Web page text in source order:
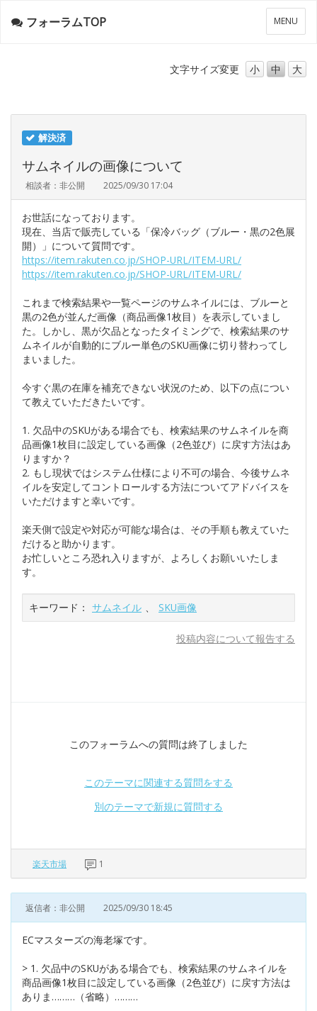
メ
ニ
ー
MENU
フォーラムTOP
文字サイズ変更 小 中 大
解決済
サムネイルの画像について
相談者：非公開 2025/09/30 17:04
お世話になっております。
現在、当店で販売している「保冷バッグ（ブルー・黒の2色展
開）」について質問です。
https://item.rakuten.co.jp/SHOP-URL/ITEM-URL/
https://item.rakuten.co.jp/SHOP-URL/ITEM-URL/
これまで検索結果や一覧ページのサムネイルには、ブルーと
黒の2色が並んだ画像（商品画像1枚目）を表示していまし
た。しかし、黒が欠品となったタイミングで、検索結果のサ
ムネイルが自動的にブルー単色のSKU画像に切り替わってし
まいました。
今すぐ黒の在庫を補充できない状況のため、以下の点につい
て教えていただきたいです。
1. 欠品中のSKUがある場合でも、検索結果のサムネイルを商
品画像1枚目に設定している画像（2色並び）に戻す方法はあ
りますか？
2. もし現状ではシステム仕様により不可の場合、今後サムネ
イルを安定してコントロールする方法についてアドバイスを
いただけますと幸いです。
楽天側で設定や対応が可能な場合は、その手順も教えていた
だけると助かります。
お忙しいところ恐れ入りますが、よろしくお願いいたしま
す。
キーワード： サムネイル 、 SKU画像
投稿内容について報告する
このフォーラムへの質問は終了しました
このテーマに関連する質問をする
別のテーマで新規に質問する
楽天市場 1
返信者：非公開 2025/09/30 18:45
ECマスターズの海老塚です。
> 1. 欠品中のSKUがある場合でも、検索結果のサムネイルを
商品画像1枚目に設定している画像（2色並び）に戻す方法は
ありま………（省略）………